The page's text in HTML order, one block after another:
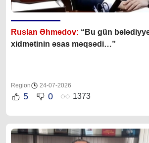
Ruslan Əhmədov: “Bu gün
xidmətinin əsas məqsədi…”
Region 24-07-2026
5 0 1373